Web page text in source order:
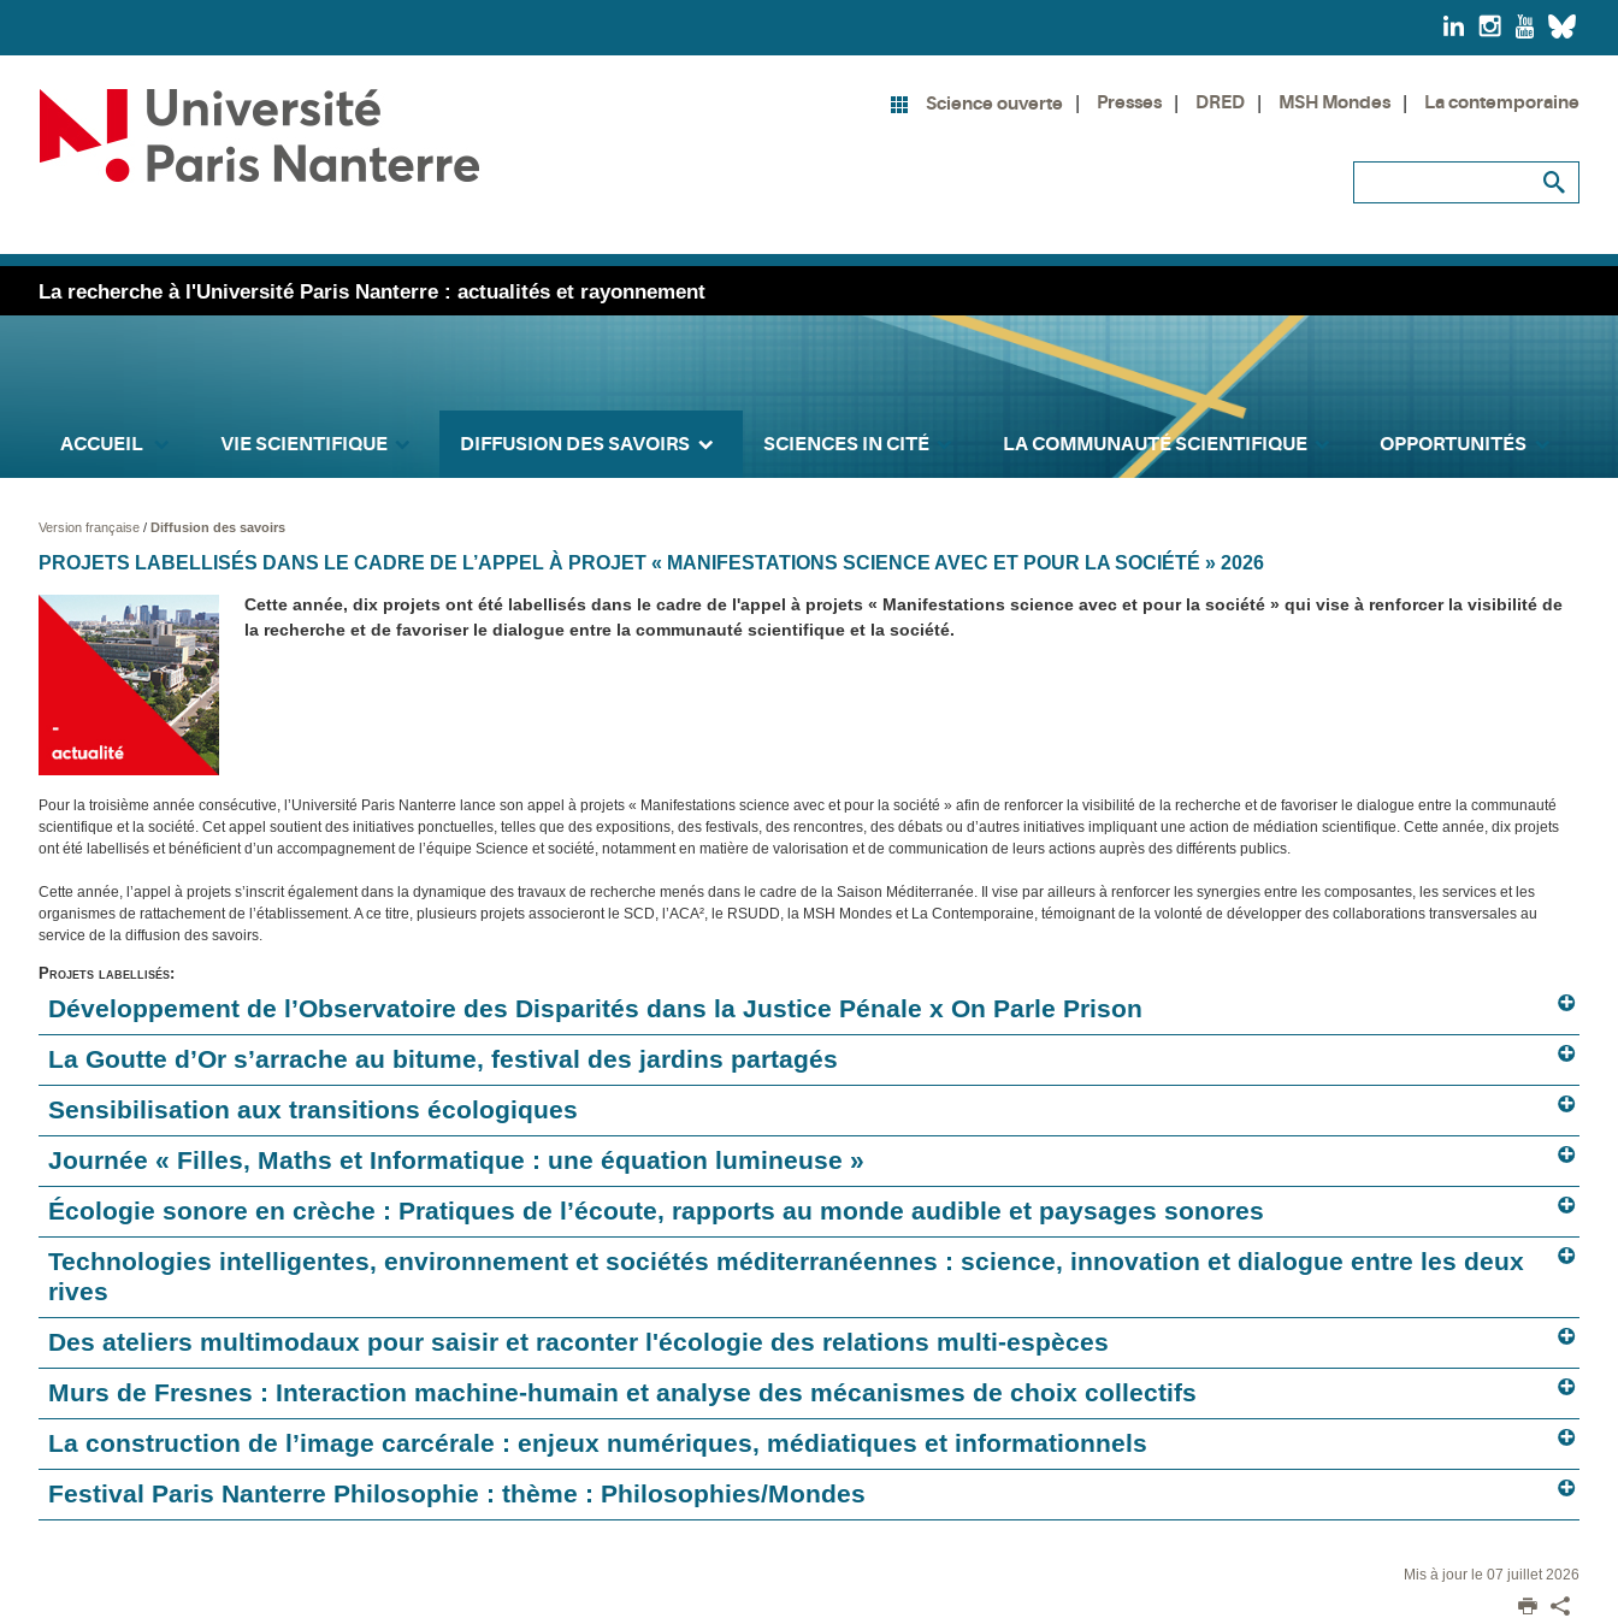
Science ouverte Presses DRED MSH Mondes La contemporaine
La recherche à l'Université Paris Nanterre : actualités et rayonnement
ACCUEIL VIE SCIENTIFIQUE DIFFUSION DES SAVOIRS SCIENCES IN CITÉ LA COMMUNAUTÉ SCIENTIFIQUE OPPORTUNITÉS
Version française/ Diffusion des savoirs
PROJETS LABELLISÉS DANS LE CADRE DE L’APPEL À PROJET « MANIFESTATIONS SCIENCE AVEC ET POUR LA SOCIÉTÉ » 2026
Cette année, dix projets ont été labellisés dans le cadre de l'appel à projets « Manifestations science avec et pour la société » qui vise à renforcer la visibilité de
la recherche et de favoriser le dialogue entre la communauté scientifique et la société.
Pour la troisième année consécutive, l’Université Paris Nanterre lance son appel à projets « Manifestations science avec et pour la société » afin de renforcer la visibilité de la recherche et de favoriser le dialogue entre la communauté
scientifique et la société. Cet appel soutient des initiatives ponctuelles, telles que des expositions, des festivals, des rencontres, des débats ou d’autres initiatives impliquant une action de médiation scientifique. Cette année, dix projets
ont été labellisés et bénéficient d’un accompagnement de l’équipe Science et société, notamment en matière de valorisation et de communication de leurs actions auprès des différents publics.
Cette année, l’appel à projets s’inscrit également dans la dynamique des travaux de recherche menés dans le cadre de la Saison Méditerranée. Il vise par ailleurs à renforcer les synergies entre les composantes, les services et les
organismes de rattachement de l’établissement. A ce titre, plusieurs projets associeront le SCD, l’ACA², le RSUDD, la MSH Mondes et La Contemporaine, témoignant de la volonté de développer des collaborations transversales au
service de la diffusion des savoirs.
Projets labellisés:
Développement de l’Observatoire des Disparités dans la Justice Pénale x On Parle Prison
La Goutte d’Or s’arrache au bitume, festival des jardins partagés
Sensibilisation aux transitions écologiques
Journée « Filles, Maths et Informatique : une équation lumineuse »
Écologie sonore en crèche : Pratiques de l’écoute, rapports au monde audible et paysages sonores
Technologies intelligentes, environnement et sociétés méditerranéennes : science, innovation et dialogue entre les deux
rives
Des ateliers multimodaux pour saisir et raconter l'écologie des relations multi-espèces
Murs de Fresnes : Interaction machine-humain et analyse des mécanismes de choix collectifs
La construction de l’image carcérale : enjeux numériques, médiatiques et informationnels
Festival Paris Nanterre Philosophie : thème : Philosophies/Mondes
Mis à jour le 07 juillet 2026